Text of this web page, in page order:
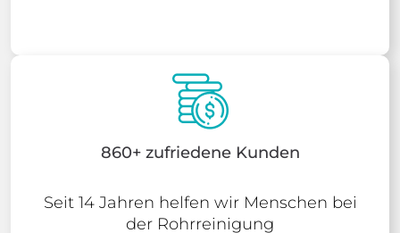
860+ zufriedene Kunden
Seit 14 Jahren helfen wir Menschen bei
der Rohrreinigung